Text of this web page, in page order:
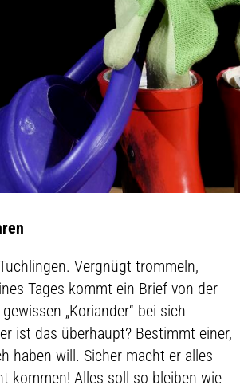
Vergnügt trommeln,
Tages kommt ein Brief von der
„Koriander“ bei sich
ist das überhaupt? Bestimmt einer,
haben will. Sicher macht er alles
kommen! Alles soll so bleiben wie